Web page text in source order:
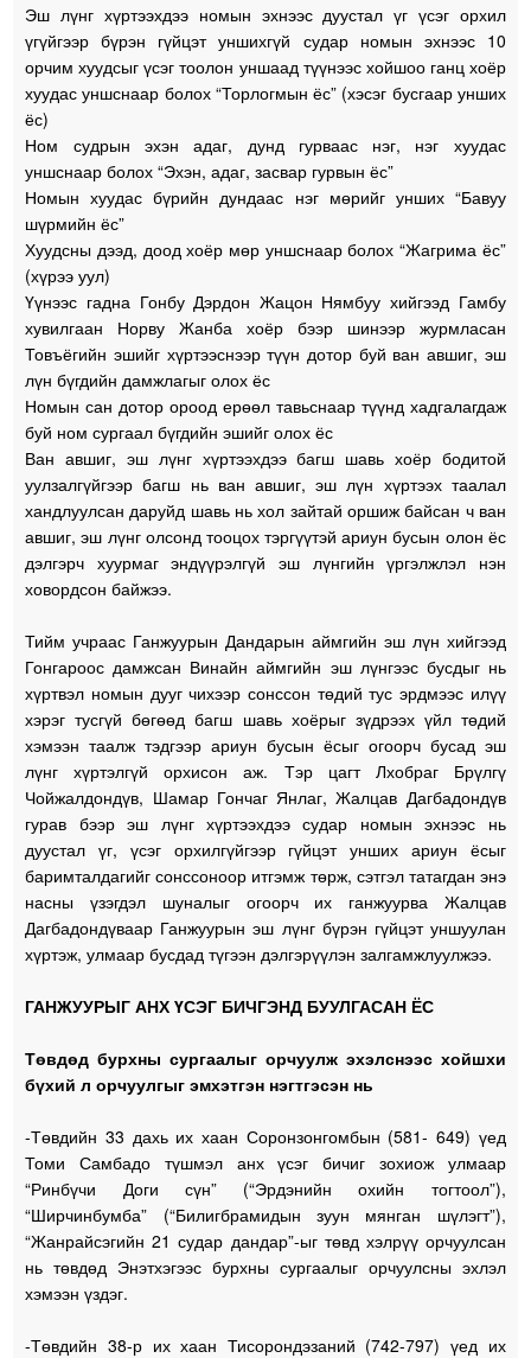
Эш лүнг хүртээхдээ номын эхнээс дуустал үг үсэг орхил
үгүйгээр бүрэн гүйцэт уншихгүй судар номын эхнээс 10
орчим хуудсыг үсэг тоолон уншаад түүнээс хойшоо ганц хоёр
хуудас уншснаар болох “Торлогмын ёс” (хэсэг бусгаар унших
ёс)
Ном судрын эхэн адаг, дунд гурваас нэг, нэг хуудас
уншснаар болох “Эхэн, адаг, засвар гурвын ёс”
Номын хуудас бүрийн дундаас нэг мөрийг унших “Бавуу
шүрмийн ёс”
Хуудсны дээд, доод хоёр мөр уншснаар болох “Жагрима ёс”
(хүрээ уул)
Үүнээс гадна Гонбу Дэрдон Жацон Нямбуу хийгээд Гамбу
хувилгаан Норву Жанба хоёр бээр шинээр журмласан
Товъёгийн эшийг хүртээснээр түүн дотор буй ван авшиг, эш
лүн бүгдийн дамжлагыг олох ёс
Номын сан дотор ороод ерөөл тавьснаар түүнд хадгалагдаж
буй ном сургаал бүгдийн эшийг олох ёс
Ван авшиг, эш лүнг хүртээхдээ багш шавь хоёр бодитой
уулзалгүйгээр багш нь ван авшиг, эш лүн хүртээх таалал
хандлуулсан даруйд шавь нь хол зайтай оршиж байсан ч ван
авшиг, эш лүнг олсонд тооцох тэргүүтэй ариун бусын олон ёс
дэлгэрч хуурмаг эндүүрэлгүй эш лүнгийн үргэлжлэл нэн
ховордсон байжээ.
Тийм учраас Ганжуурын Дандарын аймгийн эш лүн хийгээд
Гонгароос дамжсан Винайн аймгийн эш лүнгээс бусдыг нь
хүртвэл номын дууг чихээр сонссон төдий тус эрдмээс илүү
хэрэг тусгүй бөгөөд багш шавь хоёрыг зүдрээх үйл төдий
хэмээн таалж тэдгээр ариун бусын ёсыг огоорч бусад эш
лүнг хүртэлгүй орхисон аж. Тэр цагт Лхобраг Брүлгү
Чойжалдондүв, Шамар Гончаг Янлаг, Жалцав Дагбадондүв
гурав бээр эш лүнг хүртээхдээ судар номын эхнээс нь
дуустал үг, үсэг орхилгүйгээр гүйцэт унших ариун ёсыг
баримталдагийг сонссоноор итгэмж төрж, сэтгэл татагдан энэ
насны үзэгдэл шуналыг огоорч их ганжуурва Жалцав
Дагбадондүваар Ганжуурын эш лүнг бүрэн гүйцэт уншуулан
хүртэж, улмаар бусдад түгээн дэлгэрүүлэн залгамжлуулжээ.
ГАНЖУУРЫГ АНХ ҮСЭГ БИЧГЭНД БУУЛГАСАН ЁС
Төвдөд бурхны сургаалыг орчуулж эхэлснээс хойшхи
бүхий л орчуулгыг эмхэтгэн нэгтгэсэн нь
-Төвдийн 33 дахь их хаан Соронзонгомбын (581- 649) үед
Томи Самбадо түшмэл анх үсэг бичиг зохиож улмаар
“Ринбүчи Доги сүн” (“Эрдэнийн охийн тогтоол”),
“Ширчинбумба” (“Билигбрамидын зуун мянган шүлэгт”),
“Жанрайсэгийн 21 судар дандар”-ыг төвд хэлрүү орчуулсан
нь төвдөд Энэтхэгээс бурхны сургаалыг орчуулсны эхлэл
хэмээн үздэг.
-Төвдийн 38-р их хаан Тисорондэзаний (742-797) үед их